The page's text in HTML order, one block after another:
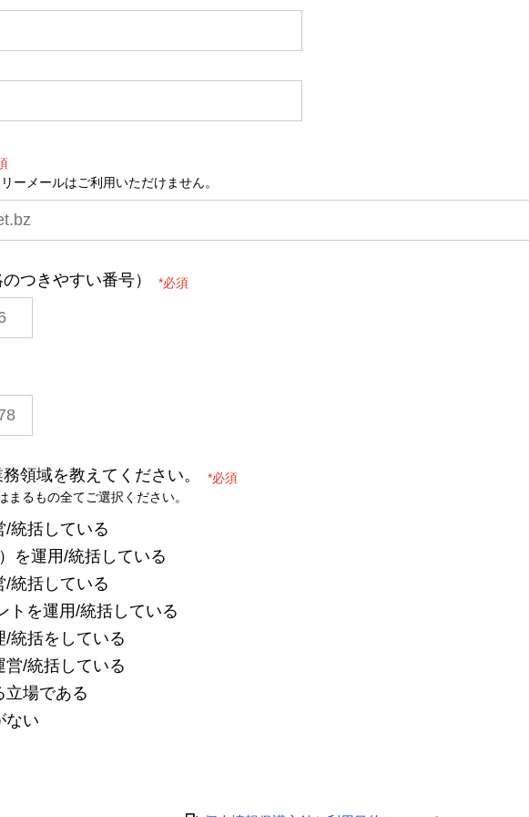
ーメールはご利用いただけません。
つきやすい番号） *
領域を教えてください。
*
まるもの全てご選択ください。
/統括している
を運用/統括している
/統括している
トを運用/統括している
/統括をしている
営/統括している
立場である
ない